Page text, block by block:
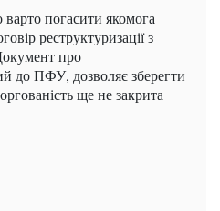
погасити якомога
реструктуризації з
про
до ПФУ, дозволяє зберегти
ще не закрита